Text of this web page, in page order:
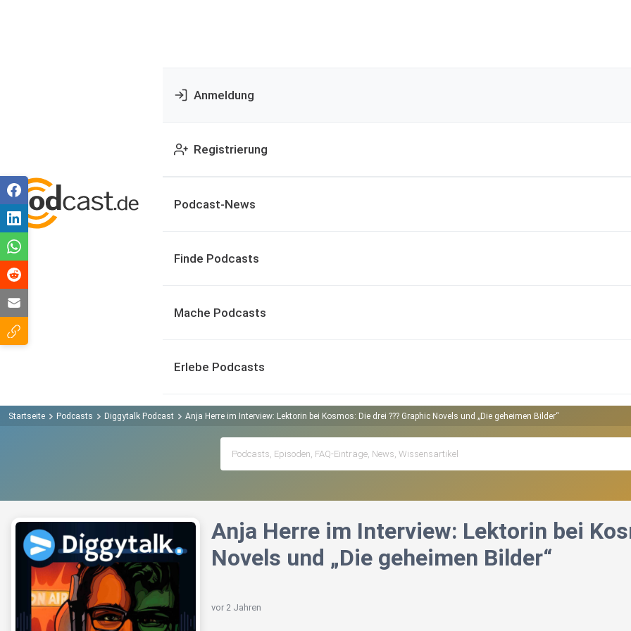
Anmeldung
Registrierung
Podcast-News
Finde Podcasts
Mache Podcasts
Erlebe Podcasts
Startseite Podcasts Diggytalk Podcast Anja Herre im Interview: Lektorin bei Kosmos: Die drei ??? Graphic Novels und „Die geheimen Bilder“
Anja Herre im Interview: Lektorin bei
Novels und „Die geheimen Bilder“
vor 2 Jahren